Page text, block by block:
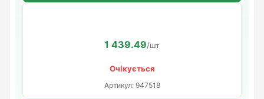
1 439.49/шт
Очікується
Артикул: 947518